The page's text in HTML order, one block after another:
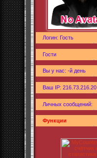
Логин: Гость
Гости
Вы у нас: -й день
Ваш IP: 216.73.216.20
Личных сообщений:
Функции